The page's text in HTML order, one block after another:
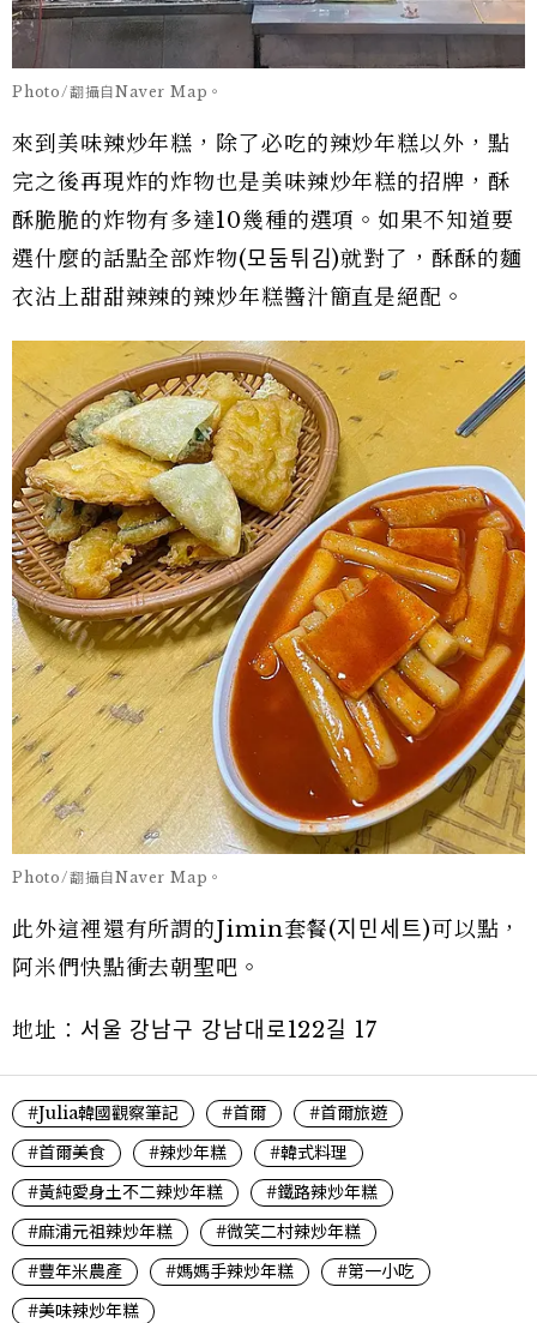
Photo/翻攝自Naver Map。
來到美味辣炒年糕，除了必吃的辣炒年糕以外，點
完之後再現炸的炸物也是美味辣炒年糕的招牌，酥
酥脆脆的炸物有多達10幾種的選項。如果不知道要
選什麼的話點全部炸物(모둠튀김)就對了，酥酥的麵
衣沾上甜甜辣辣的辣炒年糕醬汁簡直是絕配。
Photo/翻攝自Naver Map。
此外這裡還有所謂的Jimin套餐(지민세트)可以點，
阿米們快點衝去朝聖吧。
地址：서울 강남구 강남대로122길 17
#Julia韓國觀察筆記 #首爾
#首爾旅遊
#首爾美食
#辣炒年糕
#韓式料理
#黃純愛身土不二辣炒年糕
#鐵路辣炒年糕
#麻浦元祖辣炒年糕
#微笑二村辣炒年糕
#豐年米農產
#媽媽手辣炒年糕
#第一小吃
#美味辣炒年糕